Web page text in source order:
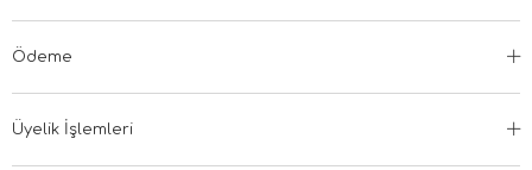
Ödeme
Üyelik İşlemleri